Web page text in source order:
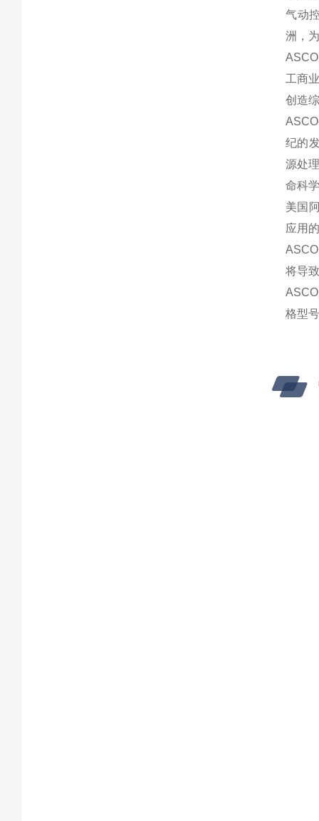
气动
洲，
工商
创造
纪的
源处
命科
美国
应用
将导
格型